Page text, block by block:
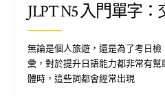
JLPT N5 入門單字
無論是個人旅遊，還是為了考日
彙，對於提升日語能力都非常有
體時，這些詞都會經常出現